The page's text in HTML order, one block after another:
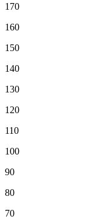
170
160
150
140
130
120
110
100
90
80
70